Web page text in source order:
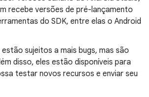
recebe versões de pré-lançamento
do SDK, entre elas o Android
estão sujeitos a mais bugs, mas são
disso, eles estão disponíveis para
testar novos recursos e enviar seu